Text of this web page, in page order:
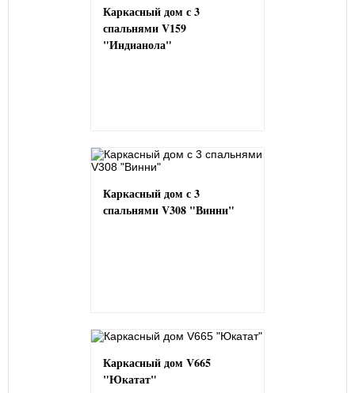
Каркасный дом с 3
спальнями V159
"Индианола"
Каркасный дом с 3
спальнями V308 "Винни"
Каркасный дом V665
"Юкатат"